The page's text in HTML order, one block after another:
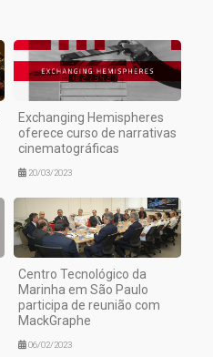
Exchanging Hemispheres
oferece curso de narrativas
cinematográficas
20/03/2023
Centro Tecnológico da
Marinha em São Paulo
participa de reunião com
MackGraphe
06/02/2023